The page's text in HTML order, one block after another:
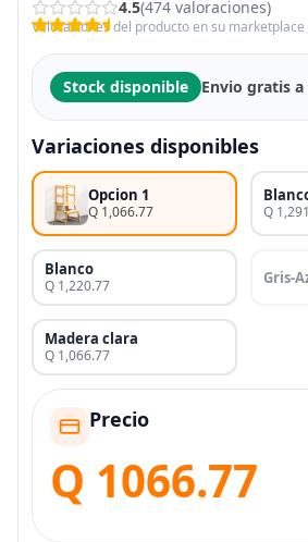
4.5(474 valoraciones)
Valoraciones del producto en su
Stock disponible Envio gratis
Variaciones disponibles
Opcion 1
Q 1,066.77 Q
Blanco
Q 1,220.77 Gris-
Madera clara
Q 1,066.77
Precio
Q 1066.77